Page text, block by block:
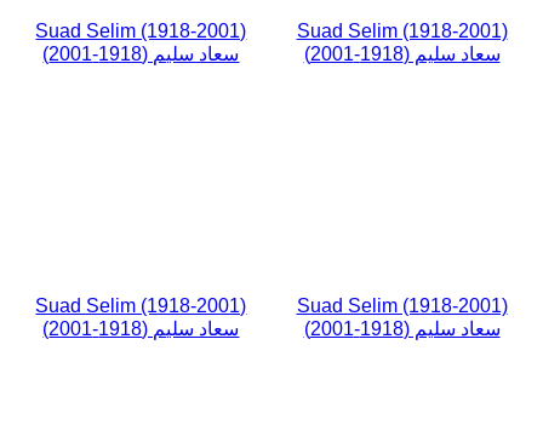
Suad Selim (1918-2001)
سعاد سليم (1918-2001)
Suad Selim (1918-2001)
سعاد سليم (1918-2001)
Suad Selim (1918-2001)
سعاد سليم (1918-2001)
Suad Selim (1918-2001)
سعاد سليم (1918-2001)